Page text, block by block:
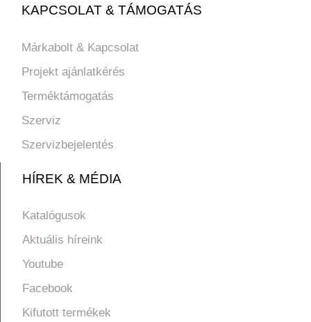
KAPCSOLAT & TÁMOGATÁS
Márkabolt & Kapcsolat
Projekt ajánlatkérés
Terméktámogatás
Szerviz
Szervizbejelentés
HÍREK & MÉDIA
Katalógusok
Aktuális híreink
Youtube
Facebook
Kifutott termékek